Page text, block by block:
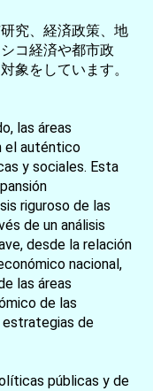
究、経済政策、地
コ経済や都市政
象をしています。
las áreas
el auténtico
y sociales. Esta
riguroso de las
de un análisis
desde la relación
nacional,
las áreas
de las
de
públicas y de